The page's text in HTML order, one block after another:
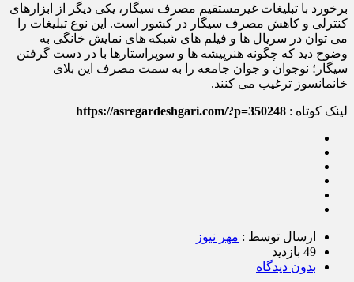
برخورد با تبلیغات غیرمستقیم مصرف سیگار، یکی دیگر از ابزارهای
کنترلی و کاهش مصرف سیگار در کشور است. این نوع تبلیغات را
می توان در سریال ها و فیلم های شبکه های نمایش خانگی به
وضوح دید که چگونه هنرپیشه ها و سوپراستارها با در دست گرفتن
سیگار؛ نوجوان و جوان جامعه را به سمت مصرف این بلای
خانمانسوز ترغیب می کنند.
لینک کوتاه : https://asregardeshgari.com/?p=350248
ارسال توسط : مهر نیوز
49 بازدید
بدون دیدگاه